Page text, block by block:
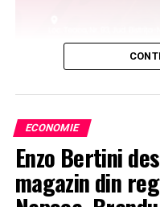
ECONOMIE
Enzo Bertini
magazin din